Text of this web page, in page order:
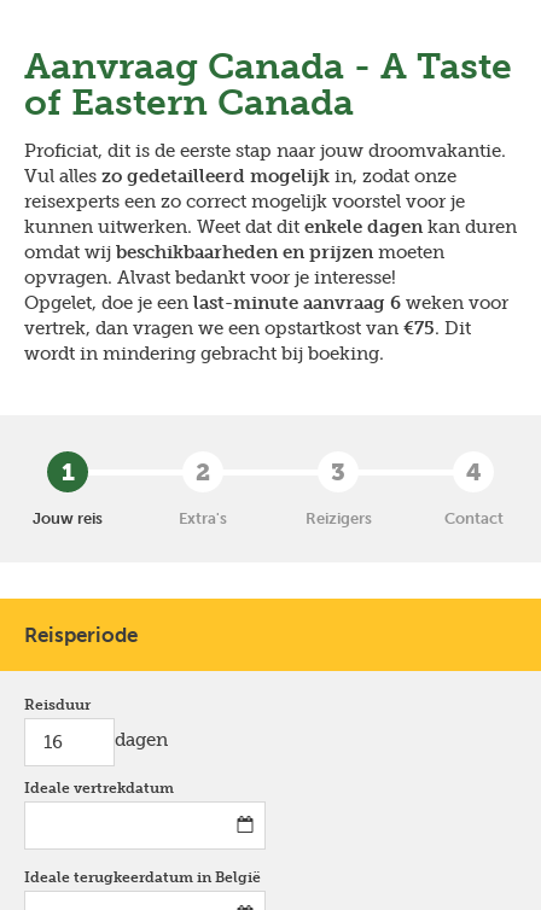
naar
inhoud
gaan
Aanvraag Canada - A Taste
of Eastern Canada
Proficiat, dit is de eerste stap naar jouw droomvakantie.
Vul alles zo gedetailleerd mogelijk in, zodat onze
reisexperts een zo correct mogelijk voorstel voor je
kunnen uitwerken. Weet dat dit enkele dagen kan duren
omdat wij beschikbaarheden en prijzen moeten
opvragen. Alvast bedankt voor je interesse!
Opgelet, doe je een last-minute aanvraag 6 weken voor
vertrek, dan vragen we een opstartkost van €75. Dit
wordt in mindering gebracht bij boeking.
1
Jouw reis
2
Extra's
3
Reizigers
4
Contact
Reisperiode
Reisduur
dagen
Ideale vertrekdatum
Ideale terugkeerdatum in België